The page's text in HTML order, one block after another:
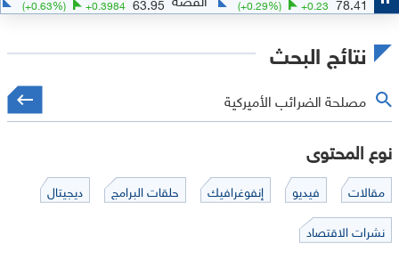
( 0.29%)
+0.3984
(+0.63%)
نتائج البحث
نوع المحتوى
مقالات فيديو إنفوغرافيك حلقات البرامج
ديجيتال
نشرات الاقتصاد